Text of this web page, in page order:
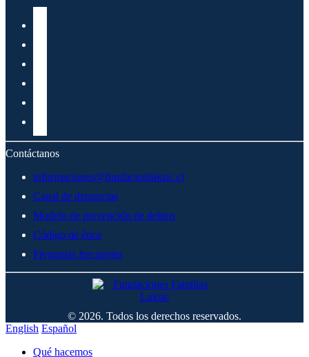
Contáctanos
informaciones@fundacionluksic.cl
Canal de denuncias
Modelo de prevención de delitos
Código de ética
Preguntas frecuentes
© 2026. Todos los derechos reservados.
English Español
Qué hacemos